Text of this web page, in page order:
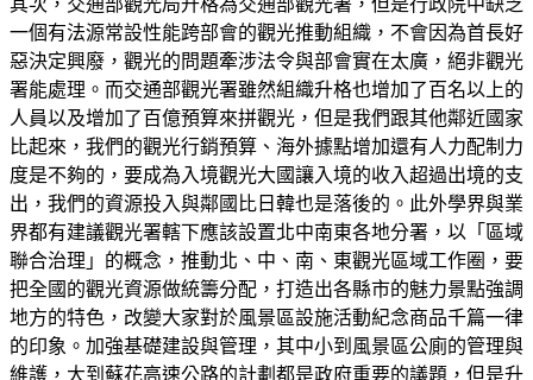
一個有法源常設性能跨部會的觀光推動組織，不會因為首長好
惡決定興廢，觀光的問題牽涉法令與部會實在太廣，絕非觀光
署能處理。而交通部觀光署雖然組織升格也增加了百名以上的
人員以及增加了百億預算來拼觀光，但是我們跟其他鄰近國家
比起來，我們的觀光行銷預算、海外據點增加還有人力配制力
度是不夠的，要成為入境觀光大國讓入境的收入超過出境的支
出，我們的資源投入與鄰國比日韓也是落後的。此外學界與業
界都有建議觀光署轄下應該設置北中南東各地分署，以「區域
聯合治理」的概念，推動北、中、南、東觀光區域工作圈，要
把全國的觀光資源做統籌分配，打造出各縣市的魅力景點強調
地方的特色，改變大家對於風景區設施活動紀念商品千篇一律
的印象。加強基礎建設與管理，其中小到風景區公廁的管理與
維護，大到蘇花高速公路的計劃都是政府重要的議題，但是升